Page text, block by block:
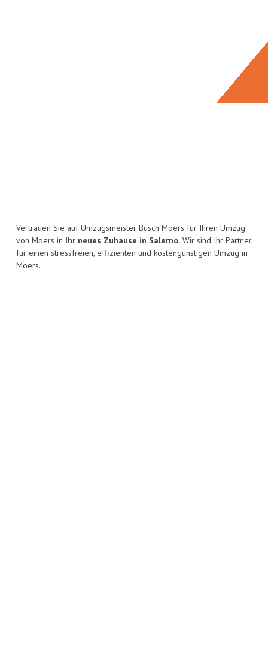
Vertrauen Sie auf Umzugsmeister Busch Moers für Ihren Umzug
von Moers in Ihr neues Zuhause in Salerno. Wir sind Ihr Partner
für einen stressfreien, effizienten und kostengünstigen Umzug in
Moers.